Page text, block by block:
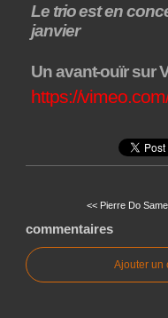
Le trio est en
janvier
Un avant-ouïr sur
https://
<< Pierre Do
commentaires
Ajouter un